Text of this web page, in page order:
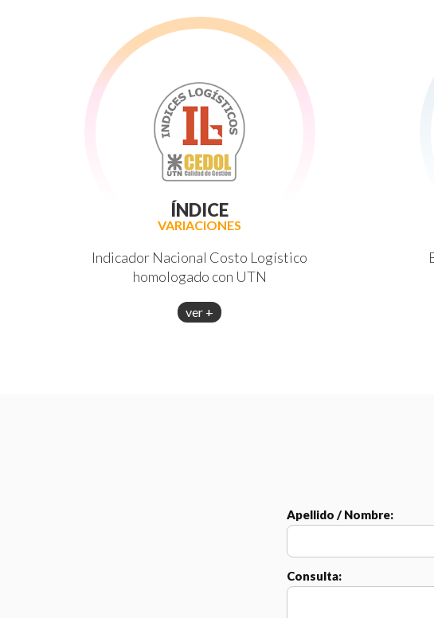
ÍNDICE
VARIACIONES
Indicador Nacional Costo Logístico
homologado con UTN
ver +
Apellido / Nombre:
Consulta: